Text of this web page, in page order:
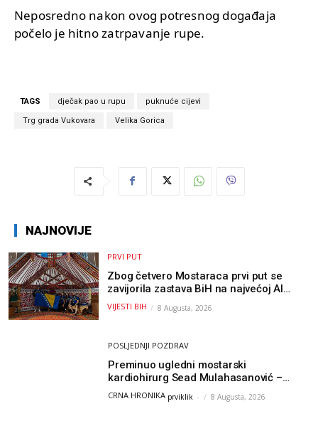
Neposredno nakon ovog potresnog događaja
počelo je hitno zatrpavanje rupe.
TAGS dječak pao u rupu puknuće cijevi
Trg grada Vukovara Velika Gorica
NAJNOVIJE
PRVI PUT
Zbog četvero Mostaraca prvi put se
zavijorila zastava BiH na najvećoj AI
olimpijadi, a sada je njihov mentor
postao član komiteta Međunarodne
VIJESTI BIH 8 Augusta, 2026
POSLJEDNJI POZDRAV
Preminuo ugledni mostarski
kardiohirurg Sead Mulahasanović –
kolege uputile emotivnu oproštajnu
CRNA HRONIKA prviklik - 8 Augusta, 2026